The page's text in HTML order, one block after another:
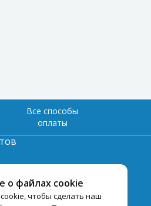
о файлах cookie
чтобы сделать наш
Все способы
оплаты